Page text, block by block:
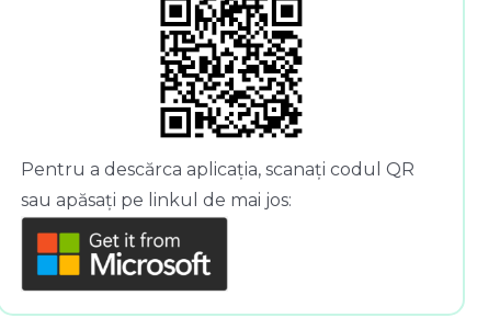
Pentru a descărca aplicația, scanați codul QR
sau apăsați pe linkul de mai jos: